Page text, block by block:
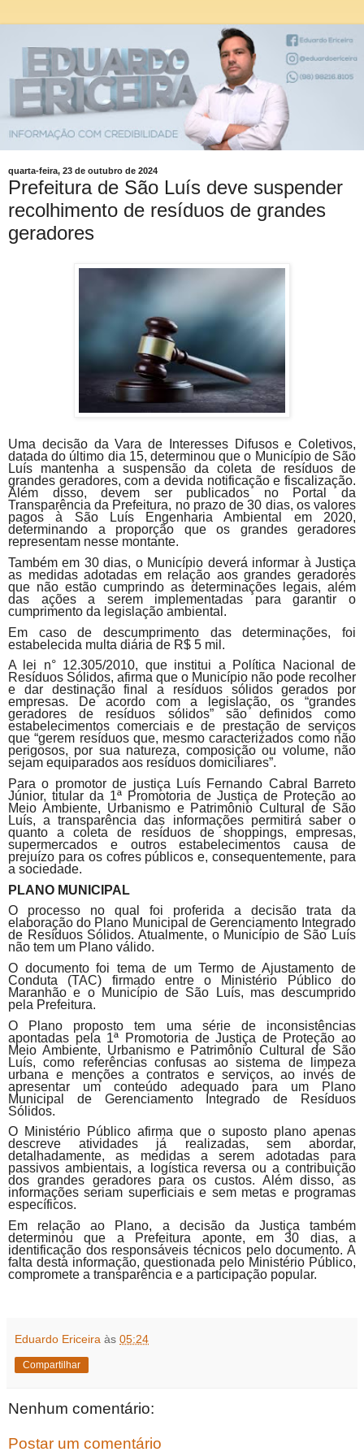
quarta-feira, 23 de outubro de 2024
Prefeitura de São Luís deve suspender
recolhimento de resíduos de grandes
geradores
Uma decisão da Vara de Interesses Difusos e Coletivos,
datada do último dia 15, determinou que o Município de São
Luís mantenha a suspensão da coleta de resíduos de
grandes geradores, com a devida notificação e fiscalização.
Além disso, devem ser publicados no Portal da
Transparência da Prefeitura, no prazo de 30 dias, os valores
pagos à São Luís Engenharia Ambiental em 2020,
determinando a proporção que os grandes geradores
representam nesse montante.
Também em 30 dias, o Município deverá informar à Justiça
as medidas adotadas em relação aos grandes geradores
que não estão cumprindo as determinações legais, além
das ações a serem implementadas para garantir o
cumprimento da legislação ambiental.
Em caso de descumprimento das determinações, foi
estabelecida multa diária de R$ 5 mil.
A lei n° 12.305/2010, que institui a Política Nacional de
Resíduos Sólidos, afirma que o Município não pode recolher
e dar destinação final a resíduos sólidos gerados por
empresas. De acordo com a legislação, os “grandes
geradores de resíduos sólidos” são definidos como
estabelecimentos comerciais e de prestação de serviços
que “gerem resíduos que, mesmo caracterizados como não
perigosos, por sua natureza, composição ou volume, não
sejam equiparados aos resíduos domiciliares”.
Para o promotor de justiça Luís Fernando Cabral Barreto
Júnior, titular da 1ª Promotoria de Justiça de Proteção ao
Meio Ambiente, Urbanismo e Patrimônio Cultural de São
Luís, a transparência das informações permitirá saber o
quanto a coleta de resíduos de shoppings, empresas,
supermercados e outros estabelecimentos causa de
prejuízo para os cofres públicos e, consequentemente, para
a sociedade.
PLANO MUNICIPAL
O processo no qual foi proferida a decisão trata da
elaboração do Plano Municipal de Gerenciamento Integrado
de Resíduos Sólidos. Atualmente, o Município de São Luís
não tem um Plano válido.
O documento foi tema de um Termo de Ajustamento de
Conduta (TAC) firmado entre o Ministério Público do
Maranhão e o Município de São Luís, mas descumprido
pela Prefeitura.
O Plano proposto tem uma série de inconsistências
apontadas pela 1ª Promotoria de Justiça de Proteção ao
Meio Ambiente, Urbanismo e Patrimônio Cultural de São
Luís, como referências confusas ao sistema de limpeza
urbana e menções a contratos e serviços, ao invés de
apresentar um conteúdo adequado para um Plano
Municipal de Gerenciamento Integrado de Resíduos
Sólidos.
O Ministério Público afirma que o suposto plano apenas
descreve atividades já realizadas, sem abordar,
detalhadamente, as medidas a serem adotadas para
passivos ambientais, a logística reversa ou a contribuição
dos grandes geradores para os custos. Além disso, as
informações seriam superficiais e sem metas e programas
específicos.
Em relação ao Plano, a decisão da Justiça também
determinou que a Prefeitura aponte, em 30 dias, a
identificação dos responsáveis técnicos pelo documento. A
falta desta informação, questionada pelo Ministério Público,
compromete a transparência e a participação popular.
Eduardo Ericeira às 05:24
Compartilhar
Nenhum comentário:
Postar um comentário